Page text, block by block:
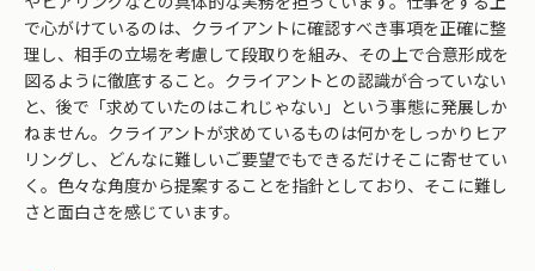
で心がけているのは、クライアントに確認すべき事項を正確に整
理し、相手の立場を考慮して段取りを組み、その上で合意形成を
図るように徹底すること。クライアントとの認識が合っていない
と、後で「求めていたのはこれじゃない」という事態に発展しか
ねません。クライアントが求めているものは何かをしっかりヒア
リングし、どんなに難しいご要望でもできるだけそこに寄せてい
く。色々な角度から提案することを指針としており、そこに難し
さと面白さを感じています。